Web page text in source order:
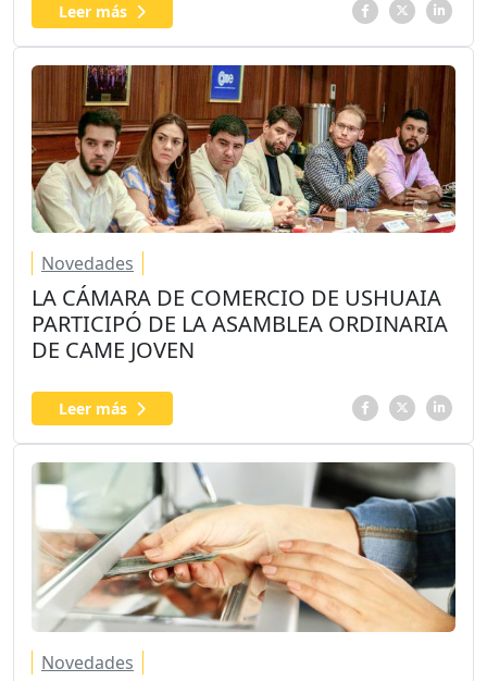
Leer más
Novedades
LA CÁMARA DE COMERCIO DE USHUAIA
PARTICIPÓ DE LA ASAMBLEA ORDINARIA
DE CAME JOVEN
Leer más
Novedades